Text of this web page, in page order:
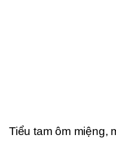
Tiểu tam ôm miệng,